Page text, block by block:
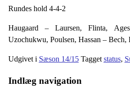
Rundes hold 4-4-2
Haugaard – Laursen, Flinta,
Uzochukwu, Poulsen, Hassan – Bech,
Udgivet i Sæson 14/15 Tagget status,
Indlæg navigation